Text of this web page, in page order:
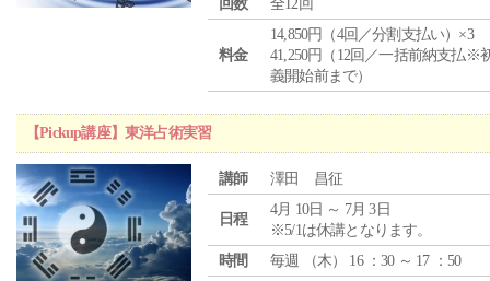
回数 全12回
料金
14,850円（4回／分割支払い）×3
41,250円（12回／一括前納支払※
義開始前まで）
【Pickup講座】東洋占術実習
講師 澤田 昌征
日程
4月 10日 ～ 7月 3日
※5/1は休講となります。
時間
毎週 （木） 16 ：30 ～ 17 ：50